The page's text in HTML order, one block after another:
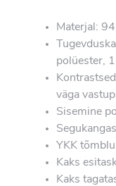
Materjal:
polüester,
väga
Sisemine
YKK
Kaks
Kaks